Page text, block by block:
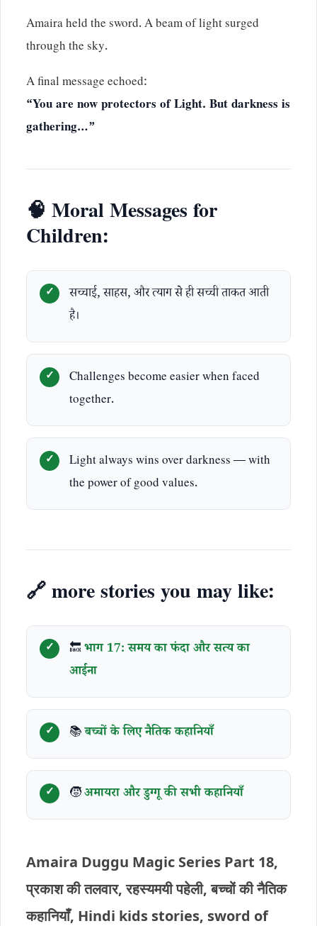
Amaira held the sword. A beam of light surged
through the sky.
A final message echoed:
“You are now protectors of Light. But darkness is
gathering…”
🧠 Moral Messages for
Children:
सच्चाई, साहस, और त्याग से ही सच्ची ताकत आती
है।
Challenges become easier when faced
together.
Light always wins over darkness — with
the power of good values.
🔗 more stories you may like:
🔙भाग 17: समय का फंदा और सत्य का
आईना
📚बच्चों के लिए नैतिक कहानियाँ
🧒अमायरा और डुग्गू की सभी कहानियाँ
Amaira Duggu Magic Series Part 18,
प्रकाश की तलवार, रहस्यमयी पहेली, बच्चों की नैतिक
कहानियाँ, Hindi kids stories, sword of